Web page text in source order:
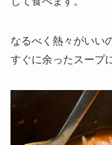
なるべく熱々がいい
すぐに余ったスープ